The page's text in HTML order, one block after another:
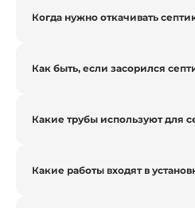
Когда нужно откачивать
Как быть, если засорился
Какие трубы используют для
Какие работы входят в